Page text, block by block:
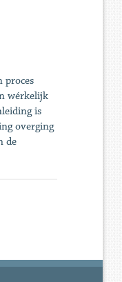
wérkelijk
is
overging
de